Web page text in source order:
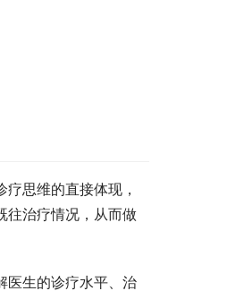
思维的直接体现，
往治疗情况，从而做
医生的诊疗水平、治